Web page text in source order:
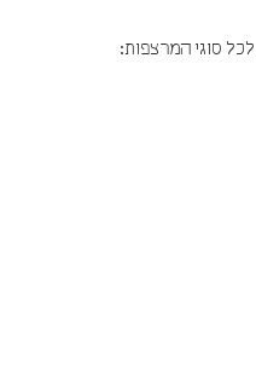
סוגי המרצפות: